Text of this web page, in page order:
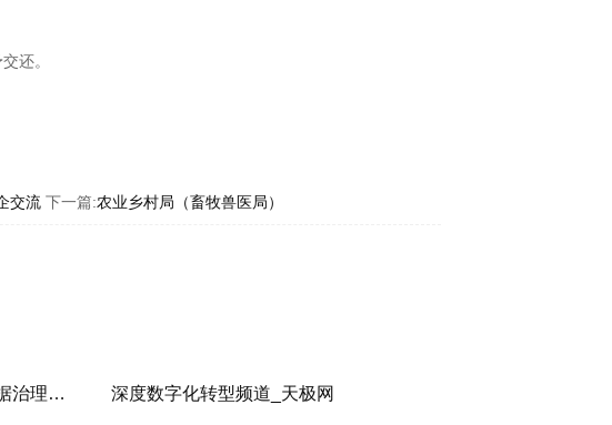
还。
交流 下一篇:农业乡村局（畜牧兽医局）
解读｜《智慧民航数据治理典型实践案例 深度数字化转型频道_天极网